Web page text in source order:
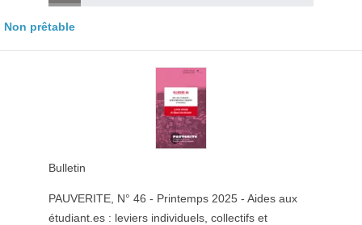
Non prêtable
Bulletin
PAUVERITE, N° 46 - Printemps 2025 - Aides aux
étudiant.es : leviers individuels, collectifs et